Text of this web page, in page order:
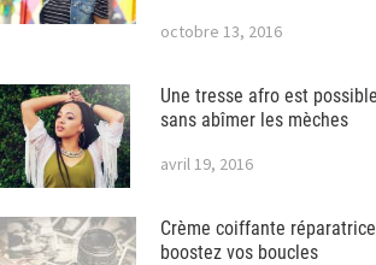
octobre 13, 2016
Une tresse afro est possible
sans abîmer les mèches
avril 19, 2016
Crème coiffante
boostez vos boucles